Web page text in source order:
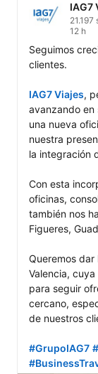
IAG7
21.197
12 h
Seguimos
clientes.
IAG7 Viajes,
avanzando en
una nueva
nuestra
la integración
Con esta
oficinas,
también nos
Figueres,
Queremos
Valencia,
para seguir
cercano,
de nuestros
#GrupoIAG7